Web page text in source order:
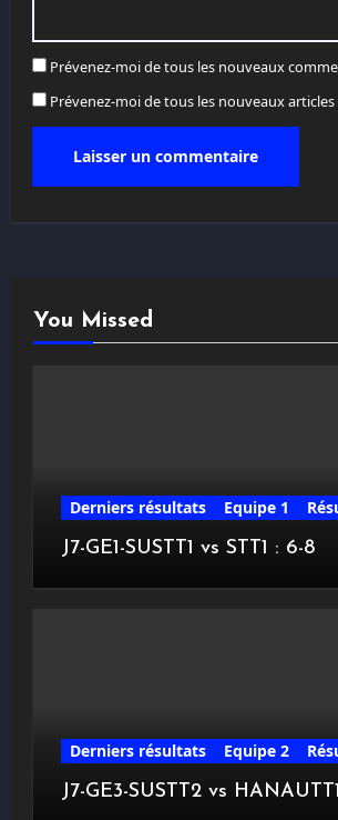
Prévenez-moi de tous les nouveaux
Prévenez-moi de tous les nouveaux
You Missed
Derniers résultats Equipe 1
J7-GE1-SUSTT1 vs STT1 : 6-8
Derniers résultats Equipe 2
J7-GE3-SUSTT2 vs